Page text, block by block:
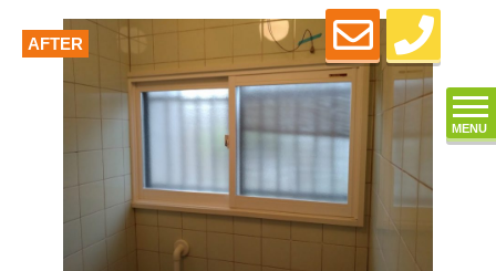
MENU
AFTER